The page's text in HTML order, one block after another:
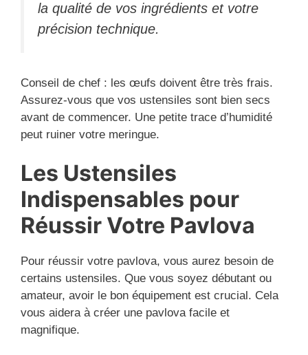
la qualité de vos ingrédients et votre
précision technique.
Conseil de chef : les œufs doivent être très frais.
Assurez-vous que vos ustensiles sont bien secs
avant de commencer. Une petite trace d’humidité
peut ruiner votre meringue.
Les Ustensiles
Indispensables pour
Réussir Votre Pavlova
Pour réussir votre pavlova, vous aurez besoin de
certains ustensiles. Que vous soyez débutant ou
amateur, avoir le bon équipement est crucial. Cela
vous aidera à créer une pavlova facile et
magnifique.